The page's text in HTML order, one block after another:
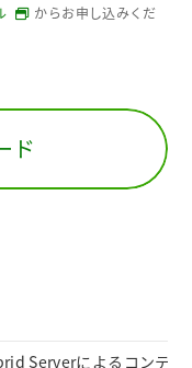
からお申し込みくだ
ド
Serverによるコンテナ